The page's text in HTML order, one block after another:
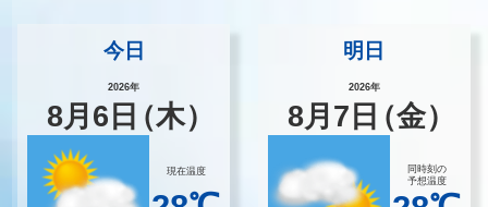
今日
2026年
8月 6 日（木）
現在温度
明日
2026年
8月 7 日（金）
同時刻の
予想温度